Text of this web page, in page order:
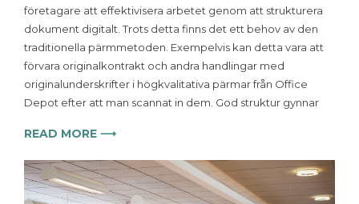
företagare att effektivisera arbetet genom att strukturera
dokument digitalt. Trots detta finns det ett behov av den
traditionella pärmmetoden. Exempelvis kan detta vara att
förvara originalkontrakt och andra handlingar med
originalunderskrifter i högkvalitativa pärmar från Office
Depot efter att man scannat in dem. God struktur gynnar
READ MORE ⟶